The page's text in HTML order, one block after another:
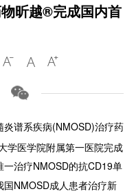
昕越®完成国内首
  
谱系疾病(NMOSD)治疗药
学医学院附属第一医院完成
治疗NMOSD的抗CD19单
NMOSD成人患者治疗新